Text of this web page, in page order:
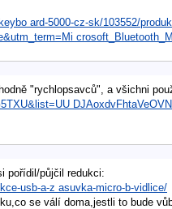
ard-5000-cz-sk/103552/
"rychlopsavců", a všichni
pořídil/půjčil redukci:
usb-a-z asuvka-micro-b-vidlice/
se válí doma,jestli to bude